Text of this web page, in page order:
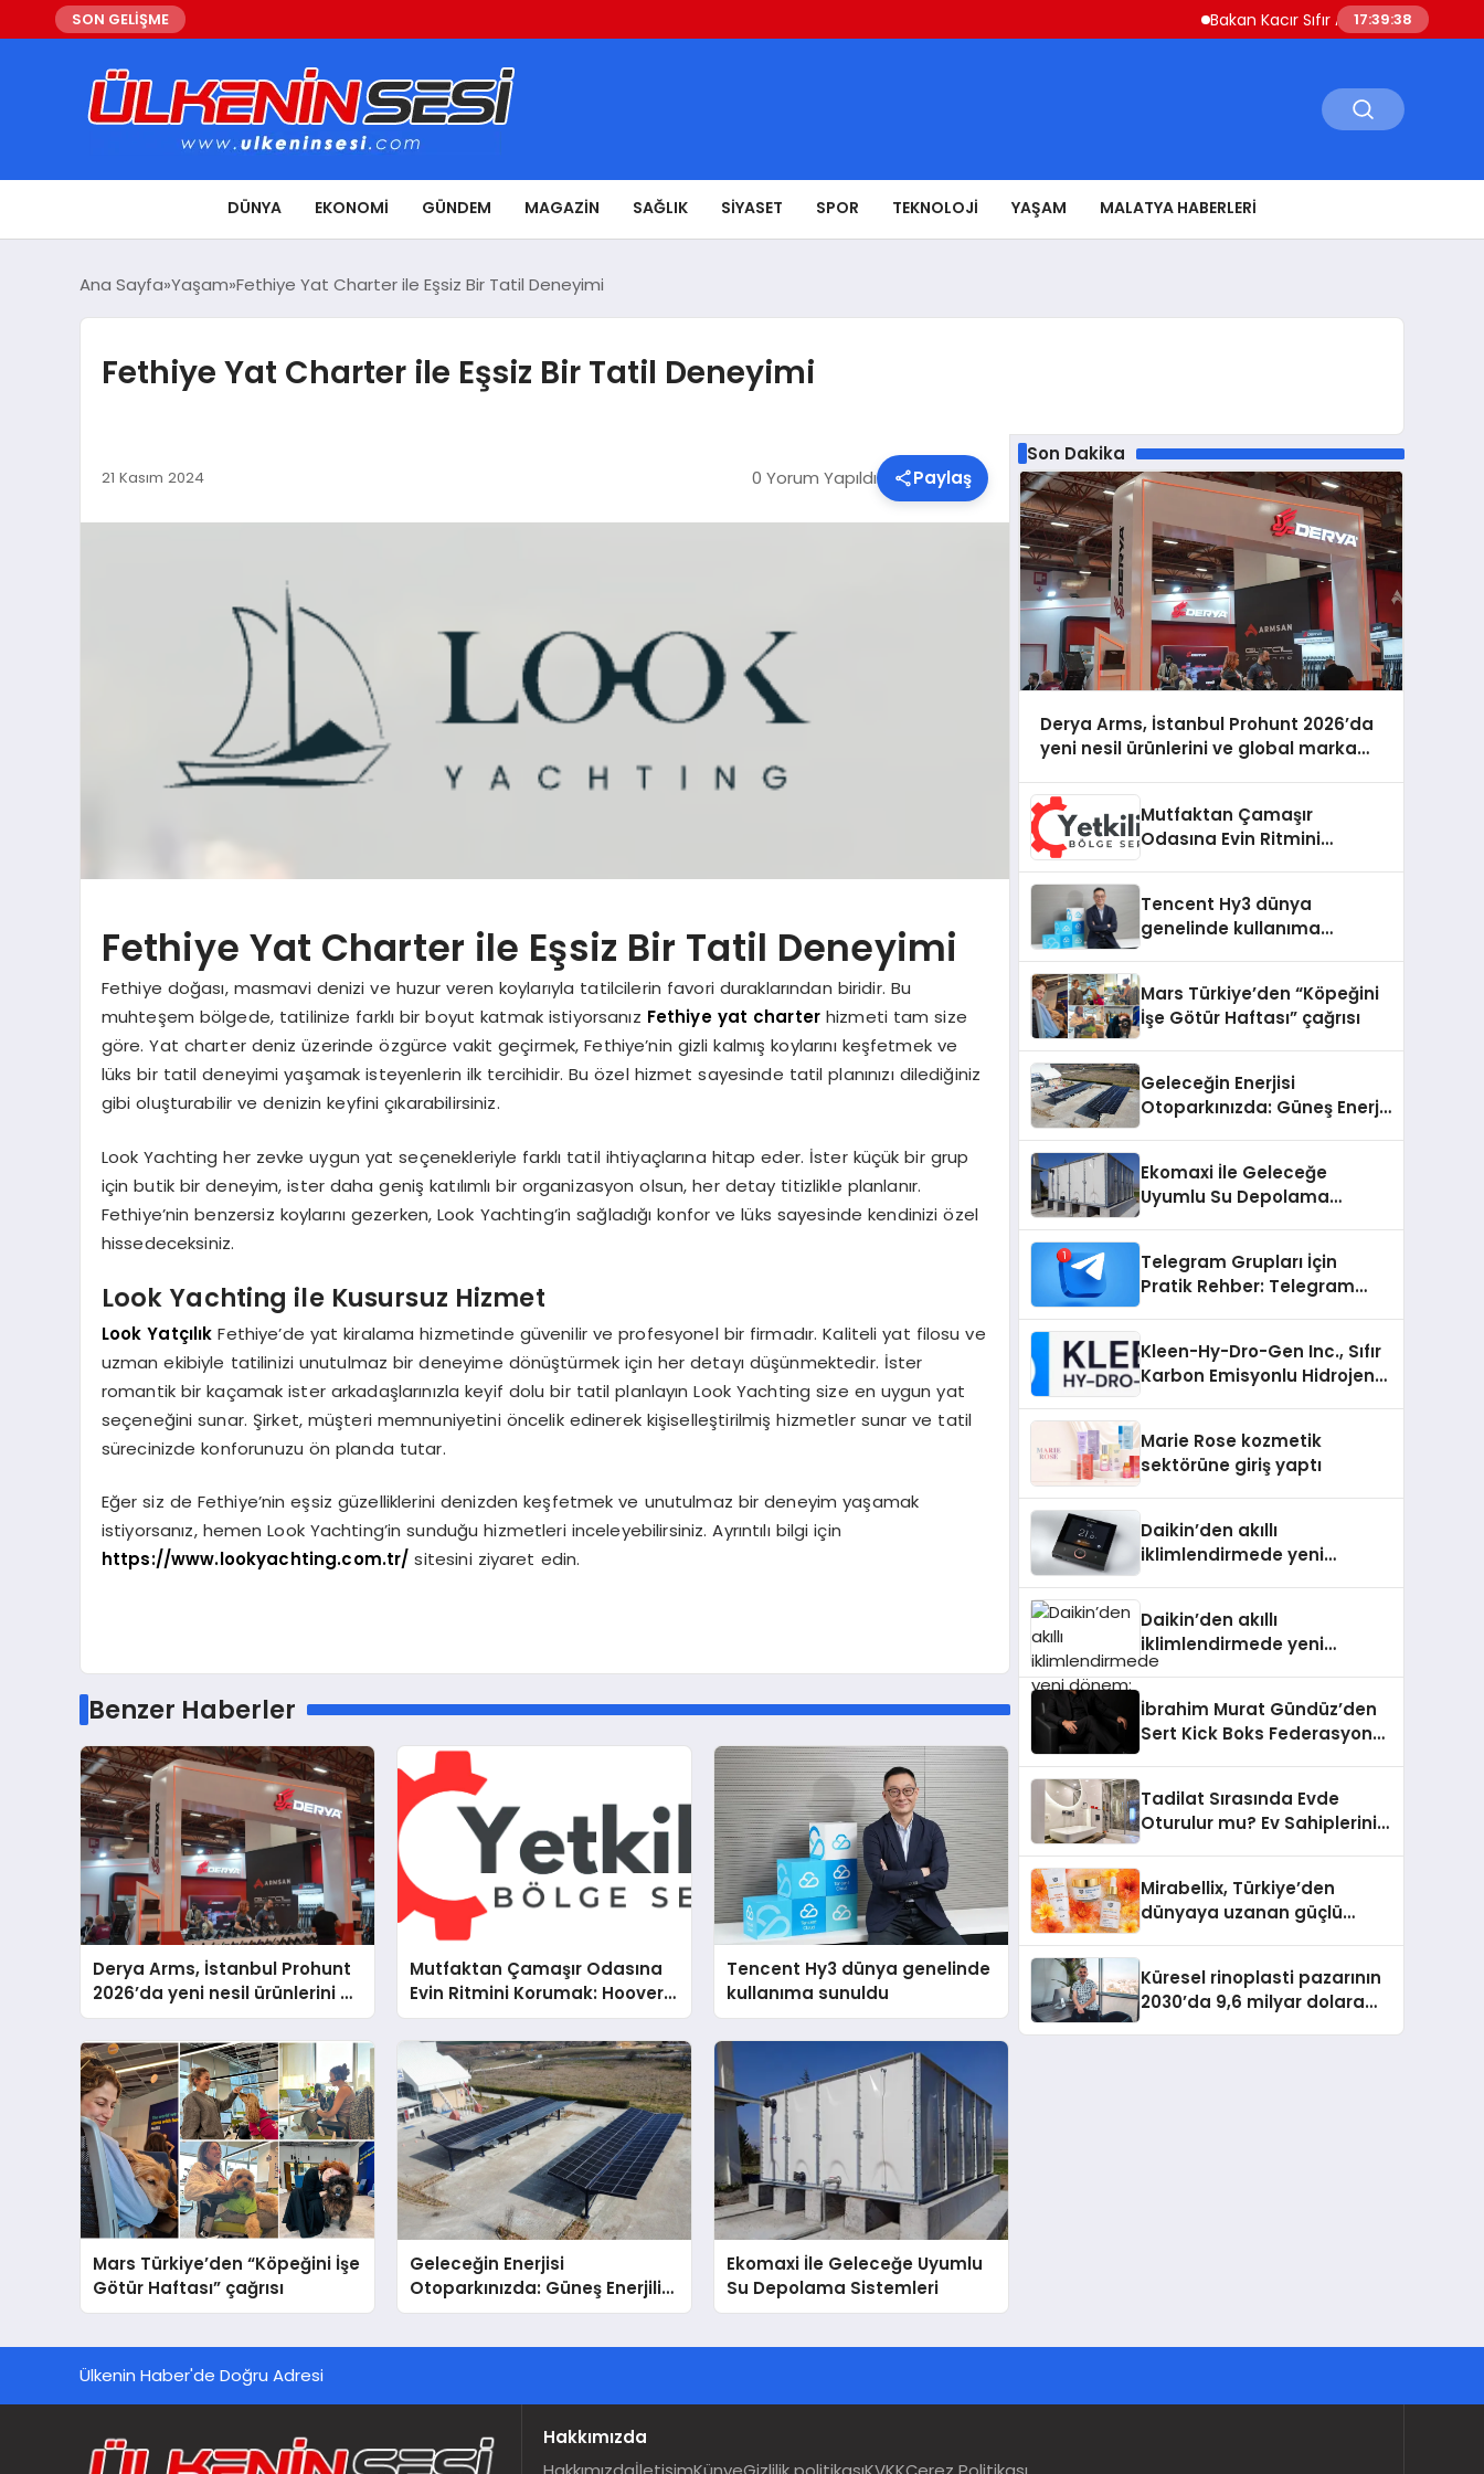
SON GELİŞME Bakan Kacır Sıfır Atık Projelerine 914
17:39:39
DÜNYA EKONOMI GÜNDEM MAGAZIN SAĞLIK SIYASET SPOR TEKNOLOJI YAŞAM MALATYA HABERLERI
Ana Sayfa Yaşam Fethiye Yat Charter ile Eşsiz Bir Tatil Deneyimi
Fethiye Yat Charter ile Eşsiz Bir Tatil Deneyimi
21 Kasım 2024 0 Yorum Yapıldı Paylaş
Fethiye Yat Charter ile Eşsiz Bir Tatil Deneyimi
Fethiye doğası, masmavi denizi ve huzur veren koylarıyla tatilcilerin favori duraklarından biridir. Bu
muhteşem bölgede, tatilinize farklı bir boyut katmak istiyorsanız Fethiye yat charter hizmeti tam size
göre. Yat charter deniz üzerinde özgürce vakit geçirmek, Fethiye’nin gizli kalmış koylarını keşfetmek ve
lüks bir tatil deneyimi yaşamak isteyenlerin ilk tercihidir. Bu özel hizmet sayesinde tatil planınızı dilediğiniz
gibi oluşturabilir ve denizin keyfini çıkarabilirsiniz.
Look Yachting her zevke uygun yat seçenekleriyle farklı tatil ihtiyaçlarına hitap eder. İster küçük bir grup
için butik bir deneyim, ister daha geniş katılımlı bir organizasyon olsun, her detay titizlikle planlanır.
Fethiye’nin benzersiz koylarını gezerken, Look Yachting’in sağladığı konfor ve lüks sayesinde kendinizi özel
hissedeceksiniz.
Look Yachting ile Kusursuz Hizmet
Look Yatçılık Fethiye’de yat kiralama hizmetinde güvenilir ve profesyonel bir firmadır. Kaliteli yat filosu ve
uzman ekibiyle tatilinizi unutulmaz bir deneyime dönüştürmek için her detayı düşünmektedir. İster
romantik bir kaçamak ister arkadaşlarınızla keyif dolu bir tatil planlayın Look Yachting size en uygun yat
seçeneğini sunar. Şirket, müşteri memnuniyetini öncelik edinerek kişiselleştirilmiş hizmetler sunar ve tatil
sürecinizde konforunuzu ön planda tutar.
Eğer siz de Fethiye’nin eşsiz güzelliklerini denizden keşfetmek ve unutulmaz bir deneyim yaşamak
istiyorsanız, hemen Look Yachting’in sunduğu hizmetleri inceleyebilirsiniz. Ayrıntılı bilgi için
https://www.lookyachting.com.tr/ sitesini ziyaret edin.
Benzer Haberler
Derya Arms, İstanbul Prohunt
2026’da yeni nesil ürünlerini ve
global marka vizyonunu
sergiledi
Mutfaktan Çamaşır Odasına
Evin Ritmini Korumak: Hoover
Cihazlarında Dürüst Teknik
Destek Deneyimi
Tencent Hy3 dünya genelinde
kullanıma sunuldu
Mars Türkiye’den “Köpeğini İşe
Götür Haftası” çağrısı
Geleceğin Enerjisi
Otoparkınızda: Güneş Enerjili
Carport (Solar Otopark)
Ekomaxi İle Geleceğe Uyumlu
Su Depolama Sistemleri
Son Dakika
Derya Arms, İstanbul Prohunt 2026’da
yeni nesil ürünlerini ve global marka
Mutfaktan Çamaşır
Odasına Evin Ritmini
Destek Deneyimi
Tencent Hy3 dünya
genelinde kullanıma
Mars Türkiye’den “Köpeğini
İşe Götür Haftası” çağrısı
Geleceğin Enerjisi
Otoparkınızda: Güneş Enerjili
Ekomaxi İle Geleceğe
Uyumlu Su Depolama
Telegram Grupları İçin
Pratik Rehber: Telegram
Kleen-Hy-Dro-Gen Inc., Sıfır
Karbon Emisyonlu Hidrojen
Aldı
Marie Rose kozmetik
sektörüne giriş yaptı
Daikin’den akıllı
iklimlendirmede yeni
Daikin’den akıllı
iklimlendirmede yeni
dönem: Madoka Plus
İbrahim Murat Gündüz’den
Sert Kick Boks Federasyonu
Tadilat Sırasında Evde
Oturulur mu? Ev Sahiplerinin
Mirabellix, Türkiye’den
dünyaya uzanan güçlü
Küresel rinoplasti pazarının
2030’da 9,6 milyar dolara
Ülkenin Haber'de Doğru Adresi
Hakkımızda